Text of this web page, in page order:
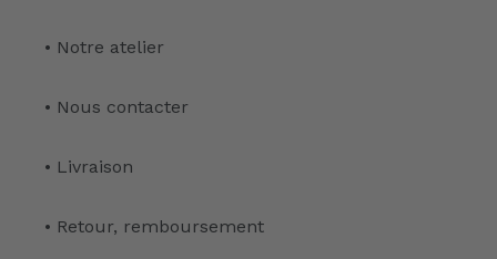
• Notre atelier
• Nous contacter
• Livraison
• Retour, remboursement